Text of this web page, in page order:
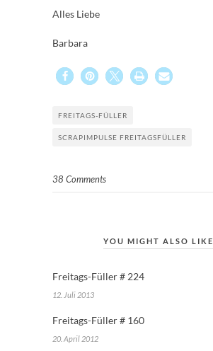
Alles Liebe
Barbara
FREITAGS-FÜLLER
SCRAPIMPULSE FREITAGSFÜLLER
38 Comments
YOU MIGHT ALSO LIKE
Freitags-Füller # 224
12. Juli 2013
Freitags-Füller # 160
20. April 2012